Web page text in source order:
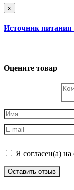
x
Источник питания
Оцените товар
Я согласен(а)
Оставить отзыв